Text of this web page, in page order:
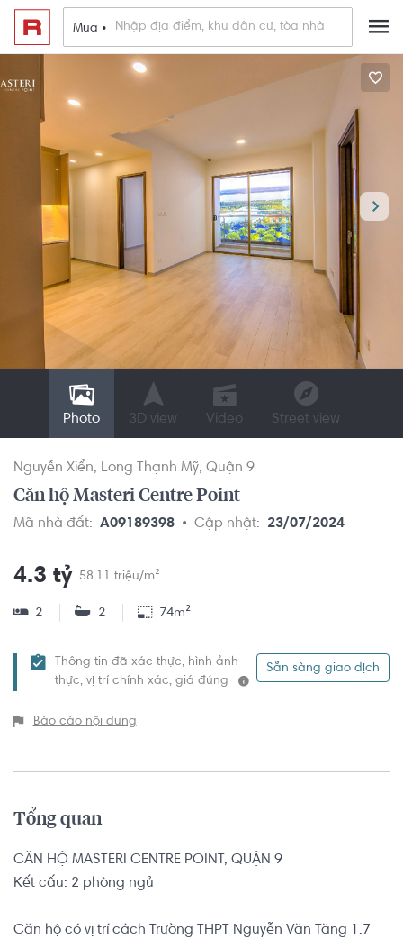
Mua •
Photo 3D view Video Street view
Nguyễn Xiển Long Thạnh Mỹ Quận 9
Căn hộ Masteri Centre Point
Mã nhà đất: A09189398 Cập nhật: 23/07/2024
4.3 tỷ 58.11 triệu/m²
2 2 74m²
Thông tin đã xác thực, hình ảnh
thực, vị trí chính xác, giá đúng
Sẵn sàng giao dịch
Báo cáo nội dung
Tổng quan
CĂN HỘ MASTERI CENTRE POINT, QUẬN 9
Kết cấu: 2 phòng ngủ
Căn hộ có vị trí cách Trường THPT Nguyễn Văn Tăng 1.7